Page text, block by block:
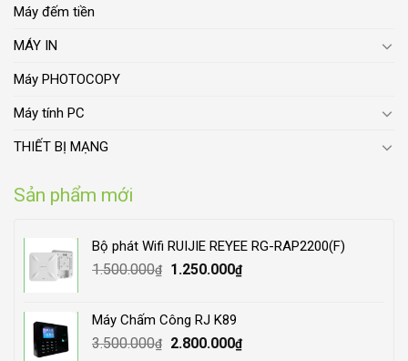
Máy đếm tiền
MÁY IN
Máy PHOTOCOPY
Máy tính PC
THIẾT BỊ MẠNG
Sản phẩm mới
Bộ phát Wifi RUIJIE REYEE RG-RAP2200(F)
1.500.000₫
Original
1.500.000₫.
1.250.000₫Current
Máy Chấm Công RJ K89
3.500.000₫
Original
2.800.000₫Current